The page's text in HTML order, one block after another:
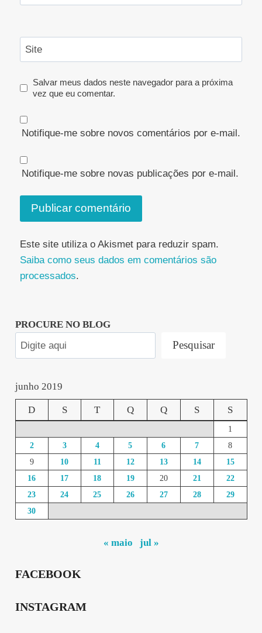
Site
Salvar meus dados neste navegador para a próxima
vez que eu comentar.
Notifique-me sobre novos comentários por e-mail.
Notifique-me sobre novas publicações por e-mail.
Este site utiliza o Akismet para reduzir spam.
Saiba como seus dados em comentários são
processados.
PROCURE NO BLOG
Pesquisar
junho 2019
D S T Q Q S S
1
2
3 4 5 6 7
8
9
10 11 12 13 14
15
16
17 18 19 20 21
22
23
24 25 26 27 28
29
30
« maio jul »
FACEBOOK
INSTAGRAM